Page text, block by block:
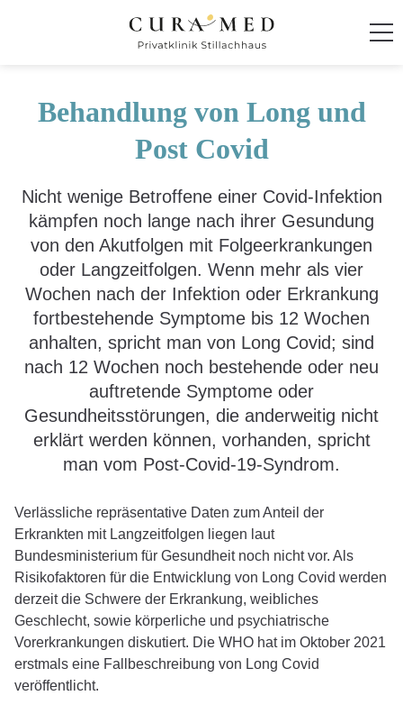
Behandlung und Therapie
Integratives Behandlungskonzept
Behandlungsspektrum
ADHS im Erwachsenenalter
Angsterkrankungen
Anpassungsstörungen
Burnout- und Erschöpfungssyndrome
Chronische Schmerzstörungen
Depressive Erkrankungen
Essstörung: Adipositas (bis 160 kg)
Komplizierte Trauer
Long und Post Covid
Persönlichkeitsstörungen
Schlafstörungen
Somatoforme Störungen
Traumafolgestörungen
Zwangserkrankungen
Behandlung von Long und
Post Covid
Nicht wenige Betroffene einer Covid-Infektion
kämpfen noch lange nach ihrer Gesundung
von den Akutfolgen mit Folgeerkrankungen
oder Langzeitfolgen. Wenn mehr als vier
Wochen nach der Infektion oder Erkrankung
fortbestehende Symptome bis 12 Wochen
anhalten, spricht man von Long Covid; sind
nach 12 Wochen noch bestehende oder neu
auftretende Symptome oder
Gesundheitsstörungen, die anderweitig nicht
erklärt werden können, vorhanden, spricht
man vom Post-Covid-19-Syndrom.
Verlässliche repräsentative Daten zum Anteil der
Erkrankten mit Langzeitfolgen liegen laut
Bundesministerium für Gesundheit noch nicht vor. Als
Risikofaktoren für die Entwicklung von Long Covid werden
derzeit die Schwere der Erkrankung, weibliches
Geschlecht, sowie körperliche und psychiatrische
Vorerkrankungen diskutiert. Die WHO hat im Oktober 2021
erstmals eine Fallbeschreibung von Long Covid
veröffentlicht.